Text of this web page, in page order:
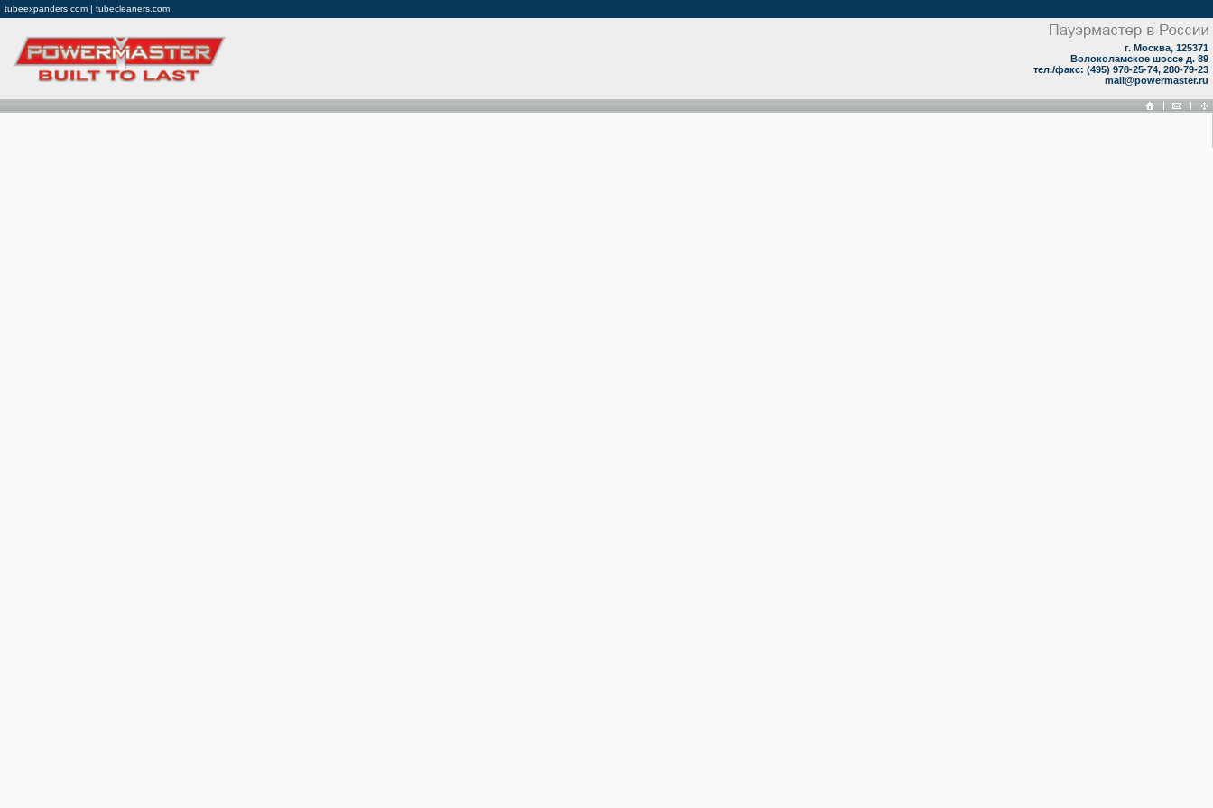
tubeexpanders.com | tubecleaners.com
г. Москва, 125371
Волоколамское шоссе д. 89
тел./факс: (495) 978-25-74, 280-79-23
mail@powermaster.ru